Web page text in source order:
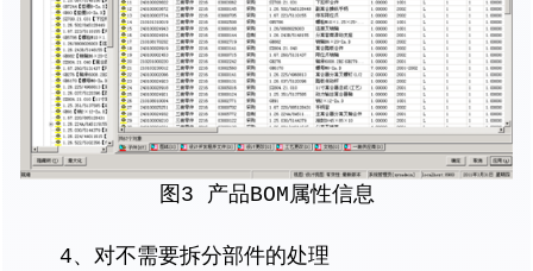
图3 产品BOM属性信息
4、对不需要拆分部件的处理